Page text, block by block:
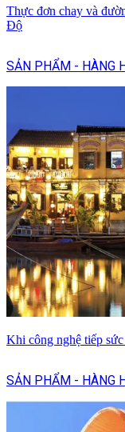
Thực đơn chay và
Độ
SẢN PHẨM - HÀNG
Khi công nghệ tiếp
SẢN PHẨM - HÀNG